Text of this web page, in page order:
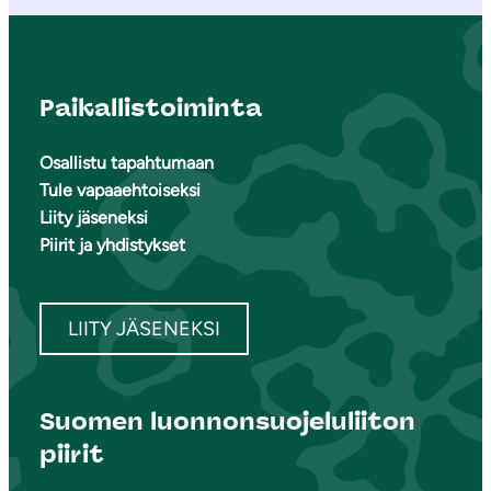
Paikallistoiminta
Osallistu tapahtumaan
Tule vapaaehtoiseksi
Liity jäseneksi
Piirit ja yhdistykset
LIITY JÄSENEKSI
Suomen luonnonsuojeluliiton
piirit